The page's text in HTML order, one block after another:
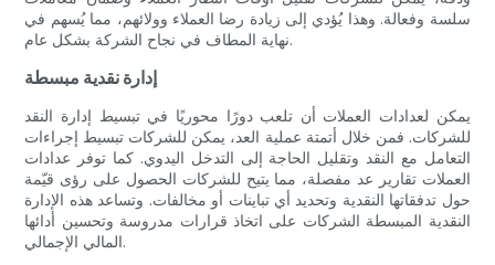
سلسة وفعالة. وهذا يُؤدي إلى زيادة رضا العملاء وولائهم، مما يُسهم في
نهاية المطاف في نجاح الشركة بشكل عام.
إدارة نقدية مبسطة
يمكن لعدادات العملات أن تلعب دورًا محوريًا في تبسيط إدارة النقد
للشركات. فمن خلال أتمتة عملية العد، يمكن للشركات تبسيط إجراءات
التعامل مع النقد وتقليل الحاجة إلى التدخل اليدوي. كما توفر عدادات
العملات تقارير عد مفصلة، ​​مما يتيح للشركات الحصول على رؤى قيّمة
حول تدفقاتها النقدية وتحديد أي تباينات أو مخالفات. وتساعد هذه الإدارة
النقدية المبسطة الشركات على اتخاذ قرارات مدروسة وتحسين أدائها
المالي الإجمالي.